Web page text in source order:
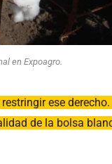
en Expoagro.
ese derecho.
de la bolsa